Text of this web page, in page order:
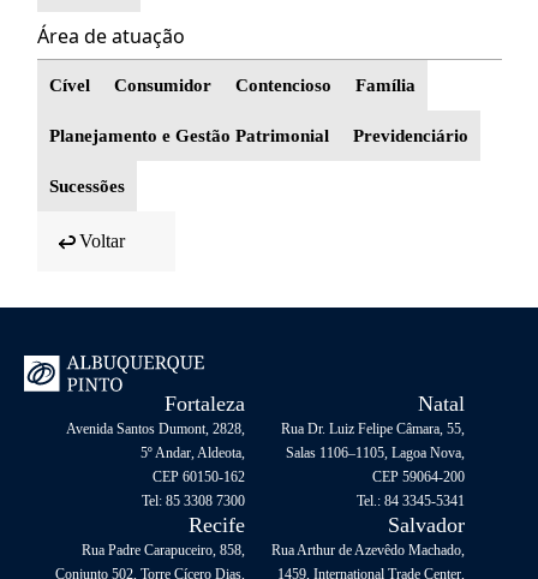
Área de atuação
Cível Consumidor Contencioso Família
Planejamento e Gestão Patrimonial Previdenciário
Sucessões
Voltar
Fortaleza
Avenida Santos Dumont, 2828,
5º Andar, Aldeota,
CEP 60150-162
Tel: 85 3308 7300
Natal
Rua Dr. Luiz Felipe Câmara, 55,
Salas 1106–1105, Lagoa Nova,
CEP 59064-200
Tel.: 84 3345-5341
Recife
Rua Padre Carapuceiro, 858,
Conjunto 502, Torre Cícero Dias,
Salvador
Rua Arthur de Azevêdo Machado,
1459, International Trade Center,